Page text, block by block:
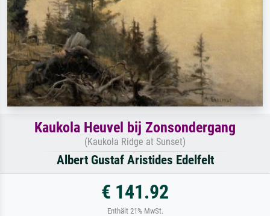
Kaukola Heuvel bij Zonsondergang
(Kaukola Ridge at Sunset)
Albert Gustaf Aristides Edelfelt
€ 141.92
Enthält 21% MwSt.